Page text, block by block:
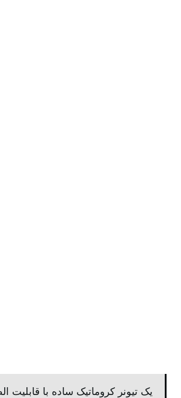
یک تیونر کروماتیک ساده با قابلیت